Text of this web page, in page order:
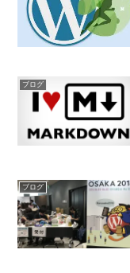
ブログ
ブログ